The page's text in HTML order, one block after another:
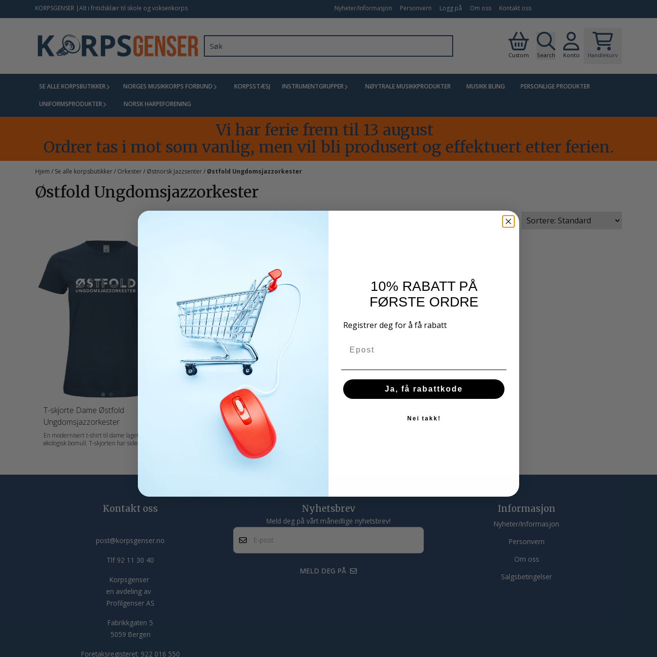
Hopp til innholdKORPSGENSER |Alt i fritidsklær til skole og voksenkorps Nyheter/Informasjon Personvern Logg på Om oss Kontakt oss
Custom Search Konto Handlekurv
SE ALLE KORPSBUTIKKER NORGES MUSIKKORPS FORBUND KORPSSTÆSJ INSTRUMENTGRUPPER NØYTRALE MUSIKKPRODUKTER MUSIKK BLING PERSONLIGE PRODUKTER
UNIFORMSPRODUKTER NORSK HARPEFORENING
Vi har ferie frem til 13 august
Ordrer tas i mot som vanlig, men vil bli produsert og effektuert etter ferien.
Hjem / Se alle korpsbutikker/ Orkester/ Østnorsk Jazzsenter/ Østfold Ungdomsjazzorkester
Østfold Ungdomsjazzorkester
T-skjorte Dame Østfold
Ungdomsjazzorkester
En modernisert t-shirt til dame laget av 100%
økologisk bomull. T-skjorten har sidesømmer,
Materiale: 100 % Økologisk bomull Vekt: 160
Short Sleeve Målskjema: 029365_size_chart.pdf
T-Skjorte Herre Økologisk
Østfold Ungdomsjazzorkester
En modernisert t-shirt til herre laget av 100 %
økologisk bomull. T-skjorten er rundstrikket, har
dobbel 1x1 ribb i kragen, samt forsterkede
skuldersømmer og nakkebånd. Classic OC T-
shirt er forkrympet og enzymbehandlet.
Kontakt oss
post@korpsgenser.no
Tlf 92 11 30 40
Korpsgenser
en avdeling av
Profilgenser AS
Fabrikkgaten 5
5059 Bergen
Foretaksregisteret: 922 016 550
Nyhetsbrev
Meld deg på vårt månedlige nyhetsbrev!
MELD DEG PÅ
Informasjon
Nyheter/Informasjon
Personvern
Om oss
Salgsbetingelser
10% RABATT PÅ
FØRSTE ORDRE
Registrer deg for å få rabatt
Ja, få rabattkode
Nei takk!